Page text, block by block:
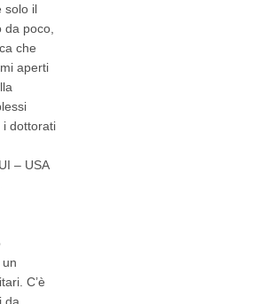
solo il
poco,
che
aperti
i dottorati
– USA
C’è
da